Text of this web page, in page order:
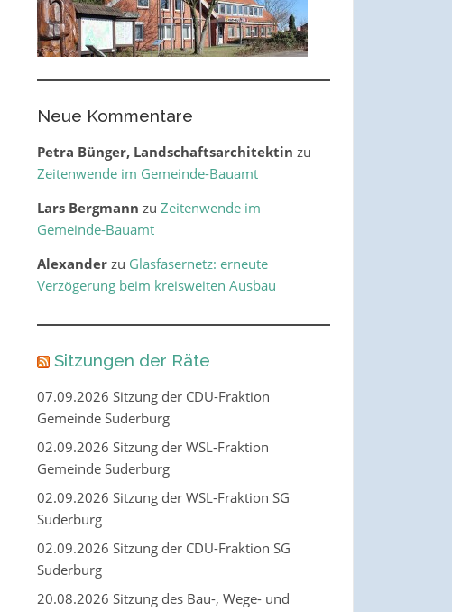
Neue Kommentare
Petra Bünger, Landschaftsarchitektin zu
Zeitenwende im Gemeinde-Bauamt
Lars Bergmann zu Zeitenwende im
Gemeinde-Bauamt
Alexanderzu Glasfasernetz: erneute
Verzögerung beim kreisweiten Ausbau
Sitzungen der Räte
07.09.2026 Sitzung der CDU-Fraktion
Gemeinde Suderburg
02.09.2026 Sitzung der WSL-Fraktion
Gemeinde Suderburg
02.09.2026 Sitzung der WSL-Fraktion SG
Suderburg
02.09.2026 Sitzung der CDU-Fraktion SG
Suderburg
20.08.2026 Sitzung des Bau-, Wege- und